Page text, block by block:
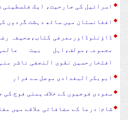
اسرائیل کی جارحیت، ایک فلسطینی
افغانستان میں ساٹھ دہشت گردوں
ڈاؤنلوڈاورمعرفی کتاب،صحیفہ
مجموعہ،مولف،اہل بیت
افتخارحسین نقوی النجفی ناشر
ابوبکرالبغدادی موصل سے فرار
سعودی فوجیوں کے خلاف یمنی فوج کی
شام: درعا کے مضافاتی علاقے میں